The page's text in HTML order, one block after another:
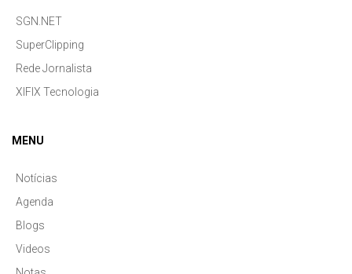
SGN.NET
SuperClipping
Rede Jornalista
XIFIX Tecnologia
MENU
Notícias
Agenda
Blogs
Videos